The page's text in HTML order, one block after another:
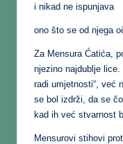
i nikad ne ispunjava
ono što se od njega
Za Mensura Ćatića,
njezino najdublje
radi umjetnosti“, već
se bol izdrži, da se
kad ih već stvarnost
Mensurovi stihovi